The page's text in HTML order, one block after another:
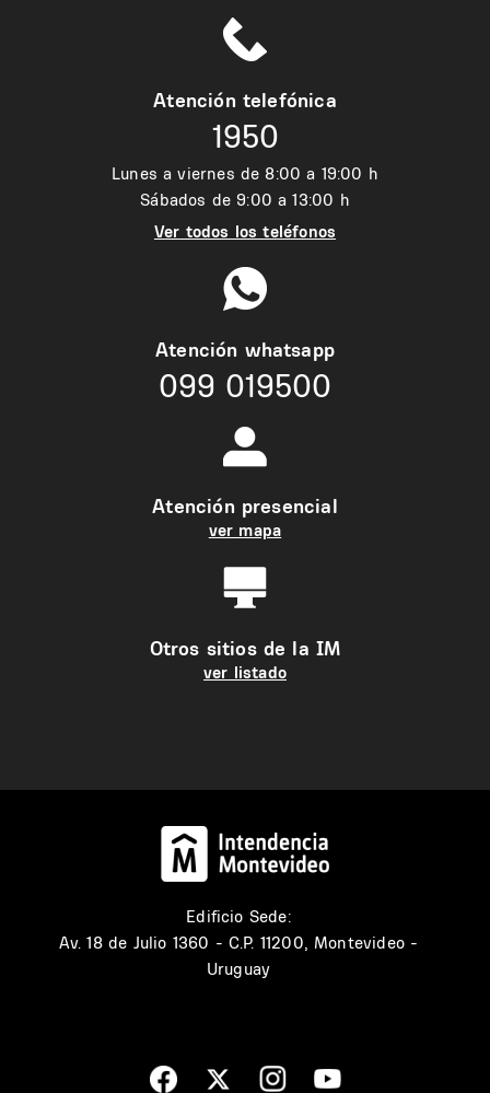
Atención telefónica
1950
Lunes a viernes de 8:00 a 19:00 h
Sábados de 9:00 a 13:00 h
Ver todos los teléfonos
Atención whatsapp
099 019500
Atención presencial
ver mapa
Otros sitios de la IM
ver listado
Edificio Sede:
Av. 18 de Julio 1360 - C.P. 11200, Montevideo -
Uruguay